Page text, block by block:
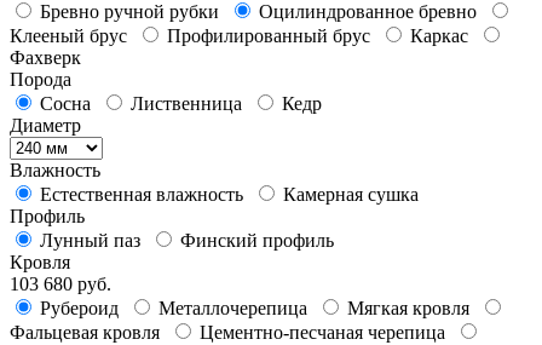
Бревно ручной рубки
Оцилиндрованное бревно
Клееный брус
Профилированный брус
Каркас
Фахверк
Порода
Сосна
Лиственница
Кедр
Диаметр
Влажность
Естественная влажность
Камерная сушка
Профиль
Лунный паз
Финский профиль
Кровля
103 680 руб.
Рубероид
Металлочерепица
Мягкая кровля
Фальцевая кровля
Цементно-песчаная черепица